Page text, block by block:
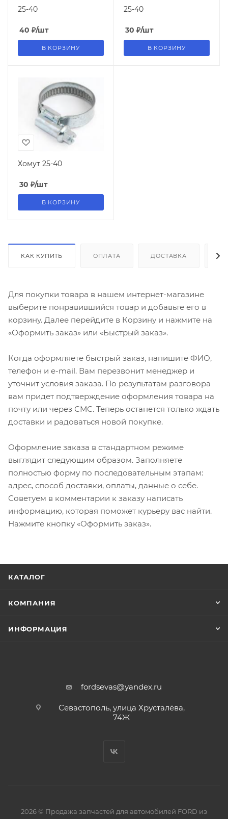
25-40
40 ₽/шт
В КОРЗИНУ
25-40
30 ₽/шт
В КОРЗИНУ
Хомут 25-40
30 ₽/шт
В КОРЗИНУ
КАК КУПИТЬ ОПЛАТА ДОСТАВКА
Для покупки товара в нашем интернет-магазине
выберите понравившийся товар и добавьте его в
корзину. Далее перейдите в Корзину и нажмите на
«Оформить заказ» или «Быстрый заказ».
Когда оформляете быстрый заказ, напишите ФИО,
телефон и e-mail. Вам перезвонит менеджер и
уточнит условия заказа. По результатам разговора
вам придет подтверждение оформления товара на
почту или через СМС. Теперь останется только ждать
доставки и радоваться новой покупке.
Оформление заказа в стандартном режиме
выглядит следующим образом. Заполняете
полностью форму по последовательным этапам:
адрес, способ доставки, оплаты, данные о себе.
Советуем в комментарии к заказу написать
информацию, которая поможет курьеру вас найти.
Нажмите кнопку «Оформить заказ».
КАТАЛОГ
КОМПАНИЯ
ИНФОРМАЦИЯ
fordsevas@yandex.ru
Севастополь, улица Хрусталёва,
74Ж
2026 © Продажа запчастей для автомобилей FORD из